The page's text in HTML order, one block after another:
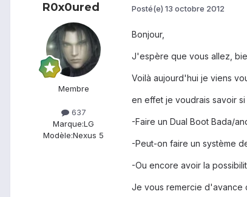
R0x0ured
Membre
637
Marque:LG
Modèle:Nexus 5
Posté(e) 13 octobre 2012
Bonjour,
J'espère que vous allez,
Voilà aujourd'hui je viens
en effet je voudrais savoir si
-Faire un Dual Boot Bada/
-Peut-on faire un système
-Ou encore avoir la
Je vous remercie d'avance